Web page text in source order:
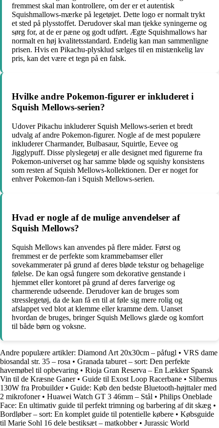
fremmest skal man kontrollere, om der er et autentisk
Squishmallows-mærke på legetøjet. Dette logo er normalt trykt
et sted på plysstoffet. Derudover skal man tjekke syningerne og
sørg for, at de er pæne og godt udført. Ægte Squishmallows har
normalt en høj kvalitetsstandard. Endelig kan man sammenligne
prisen. Hvis en Pikachu-plysklud sælges til en mistænkelig lav
pris, kan det være et tegn på en falsk.
Hvilke andre Pokemon-figurer er inkluderet i
Squish Mellows-serien?
Udover Pikachu inkluderer Squish Mellows-serien et bredt
udvalg af andre Pokemon-figurer. Nogle af de mest populære
inkluderer Charmander, Bulbasaur, Squirtle, Eevee og
Jigglypuff. Disse plyslegetøj er alle designet med figurerne fra
Pokemon-universet og har samme bløde og squishy konsistens
som resten af Squish Mellows-kollektionen. Der er noget for
enhver Pokemon-fan i Squish Mellows-serien.
Hvad er nogle af de mulige anvendelser af
Squish Mellows?
Squish Mellows kan anvendes på flere måder. Først og
fremmest er de perfekte som krammebamser eller
sovekammerater på grund af deres bløde tekstur og behagelige
følelse. De kan også fungere som dekorative genstande i
hjemmet eller kontoret på grund af deres farverige og
charmerende udseende. Derudover kan de bruges som
stresslegetøj, da de kan få en til at føle sig mere rolig og
afslappet ved blot at klemme eller kramme dem. Uanset
hvordan de bruges, bringer Squish Mellows glæde og komfort
til både børn og voksne.
Andre populære artikler: Diamond Art 20x30cm – påfugl • VRS dame
biosandal str. 35 – rosa • Granada taburet – sort: Den perfekte
havemøbel til opbevaring • Rioja Gran Reserva – En Lækker Spansk
Vin til de Kræsne Ganer• Guide til Exost Loop Racerbane • Slibemus
130W fra Probuilder• Guide: Køb den bedste Bluetooth-højttaler med
2 mikrofoner• Huawei Watch GT 3 46mm – Stål • Philips Oneblade
Face: En ultimativ guide til perfekt trimning og barbering af dit skæg •
Bordløber – sort: En komplet guide til potentielle købere • Købsguide
til Marie Sohl 16 dele bestiksæt – matkobber• Jurassic World